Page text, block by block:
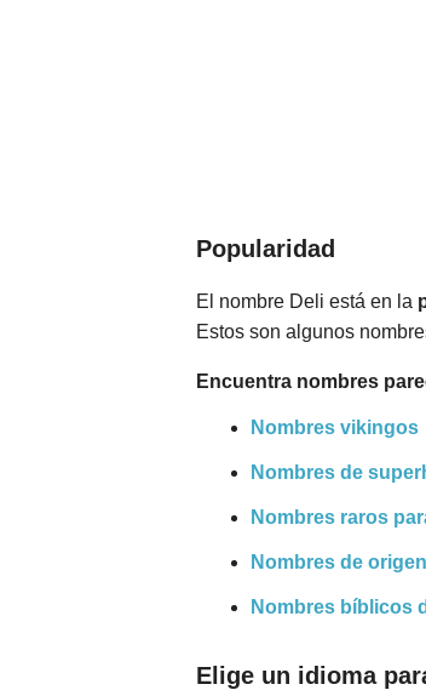
Popularidad
El nombre Deli está en la
Estos son algunos
Encuentra nombres
Nombres vikingos
Nombres de
Nombres raros
Nombres de
Nombres bíblicos
Elige un idioma